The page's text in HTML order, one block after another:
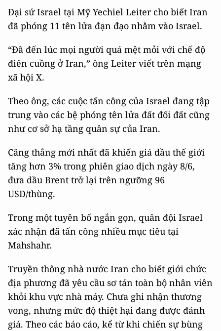
Đại sứ Israel tại Mỹ Yechiel Leiter cho biết Iran
đã phóng 11 tên lửa đạn đạo nhằm vào Israel.
“Đã đến lúc mọi người quá mệt mỏi với chế độ
điên cuồng ở Iran,” ông Leiter viết trên mạng
xã hội X.
Theo ông, các cuộc tấn công của Israel đang tập
trung vào các bệ phóng tên lửa đất đối đất cũng
như cơ sở hạ tầng quân sự của Iran.
Căng thẳng mới nhất đã khiến giá dầu thế giới
tăng hơn 3% trong phiên giao dịch ngày 8/6,
đưa dầu Brent trở lại trên ngưỡng 96
USD/thùng.
Trong một tuyên bố ngắn gọn, quân đội Israel
xác nhận đã tấn công nhiều mục tiêu tại
Mahshahr.
Truyền thông nhà nước Iran cho biết giới chức
địa phương đã yêu cầu sơ tán toàn bộ nhân viên
khỏi khu vực nhà máy. Chưa ghi nhận thương
vong, nhưng mức độ thiệt hại đang được đánh
giá. Theo các báo cáo, kể từ khi chiến sự bùng